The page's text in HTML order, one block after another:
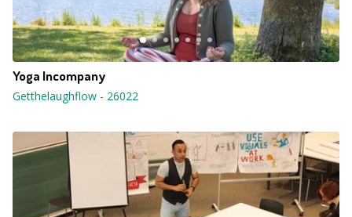
Yoga Incompany
Getthelaughflow - 26022